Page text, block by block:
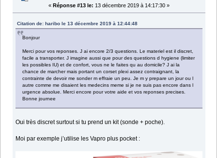
« Réponse #13 le: 13 décembre 2019 à 14:17:30 »
Citation de: haribo le 13 décembre 2019 à 12:44:48
Bonjour
Merci pour vos reponses. J ai encore 2/3 questions. Le materiel est il discret,
facile a transporter. J imagine aussi que pour des questions d hygiene (limiter
les possibles IU) et de confort, vous ne le faites qu au domicile? J ai la
chance de marcher mais portant un corset plexi assez contraignant, la
contrainte de devoir me sonder m effraie un peu. Je m y prepare un jour ou l
autre comme me disaient les medecins meme si je ne suis pas encore dans l
urgence absolue. Merci encore pour votre aide et vos reponses precises.
Bonne journee
Oui très discret surtout si tu prend un kit (sonde + poche).
Moi par exemple j’utilise les Vapro plus pocket :